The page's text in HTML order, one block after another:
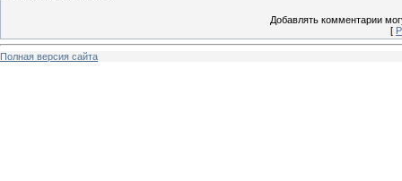
Добавлять комментарии
[
Полная версия сайта